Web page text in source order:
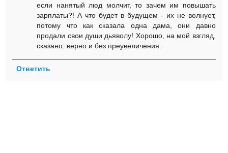
если нанятый люд молчит, то зачем им повышать
зарплаты?! А что будет в будущем - их не волнует,
потому что как сказала одна дама, они давно
продали свои души дьяволу! Хорошо, на мой взгляд,
сказано: верно и без преувеличения.
Ответить